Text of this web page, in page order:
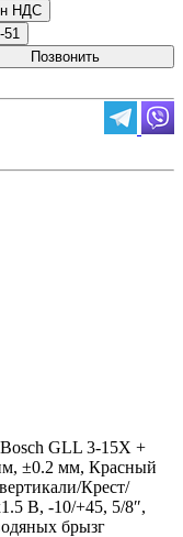
НДС
61-51
Позвонить
GLL 3-15X +
±0.2 мм, Красный
Крест/
B, -10/+45, 5/8″,
брызг